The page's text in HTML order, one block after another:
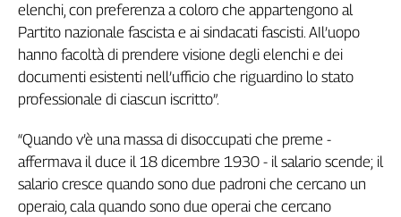
Inserti
Idea
Diffusa
InFlai
trasmissioni
tv
Work
in
elenchi, con preferenza a coloro che appartengono al
Partito nazionale fascista e ai sindacati fascisti. AIl’uopo
hanno facoltà di prendere visione degli elenchi e dei
documenti esistenti nell’ufficio che riguardino lo stato
professionale di ciascun iscritto”.
“Quando v’è una massa di disoccupati che preme -
affermava il duce il 18 dicembre 1930 - il salario scende; il
salario cresce quando sono due padroni che cercano un
operaio, cala quando sono due operai che cercano